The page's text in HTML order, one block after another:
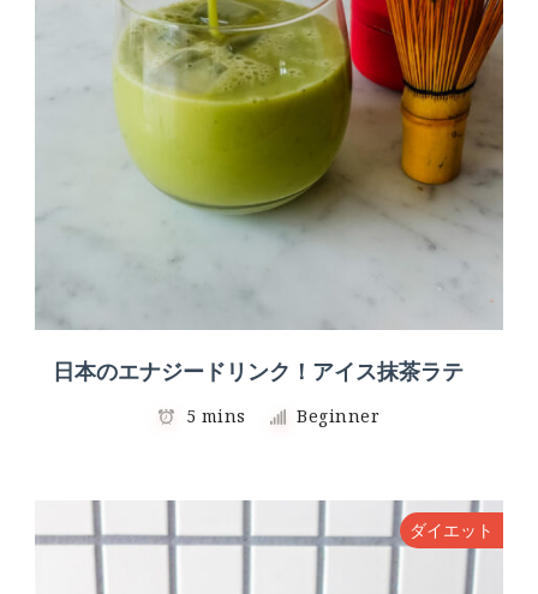
日本のエナジードリンク！アイス抹茶ラテ
5 mins Beginner
ダイエット